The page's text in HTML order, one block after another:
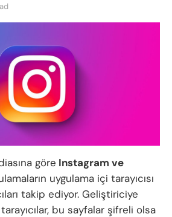
göre Instagram ve
uygulama içi tarayıcısı
takip ediyor. Geliştiriciye
bu sayfalar şifreli olsa